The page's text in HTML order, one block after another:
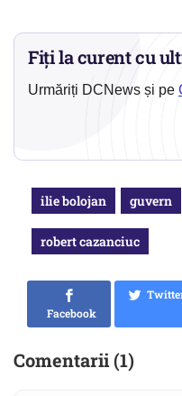
Fiți la curent cu
Urmăriți DCNews și pe
ilie bolojan guvern
robert cazanciuc
Facebook
Comentarii (1)